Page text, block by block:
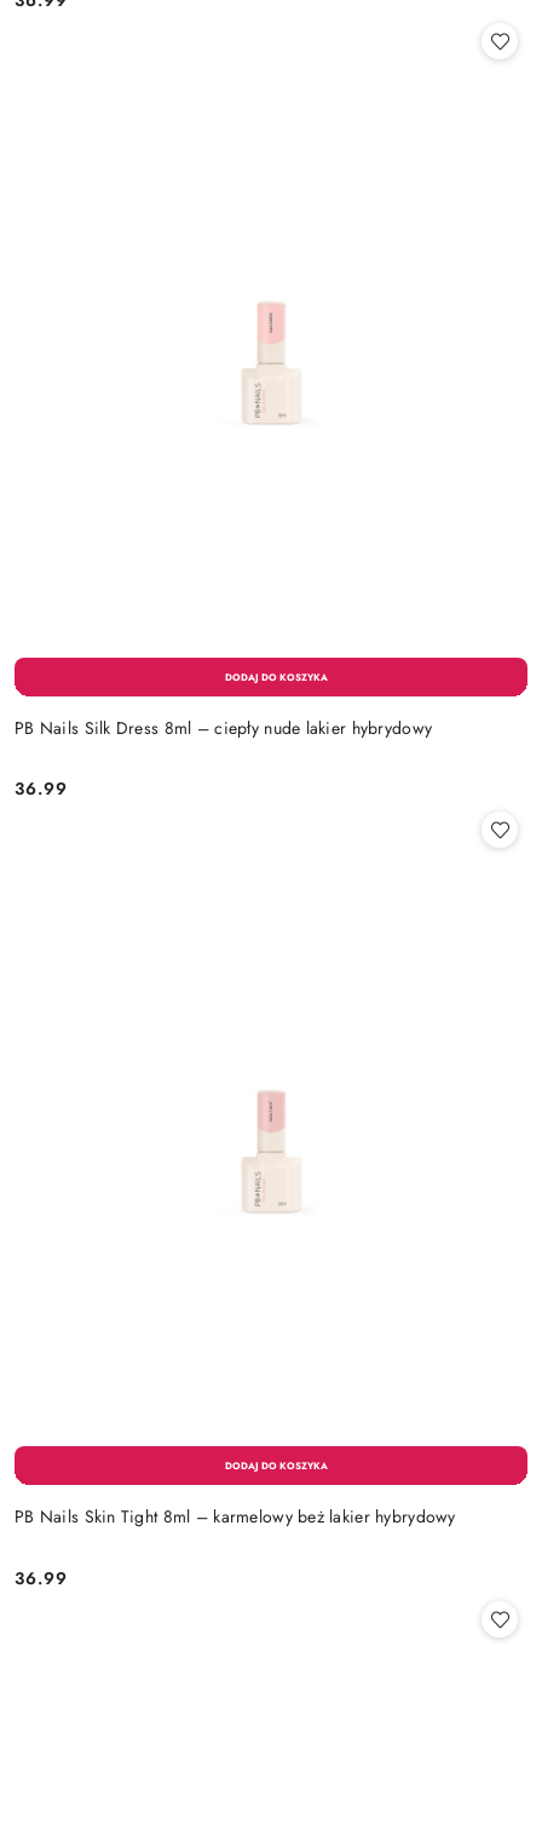
Cena:
PB Nails Silk Dress 8ml – ciepły nude lakier hybrydowy
Cena:
36.99
PB Nails Skin Tight 8ml – karmelowy beż lakier hybrydowy
Cena:
36.99